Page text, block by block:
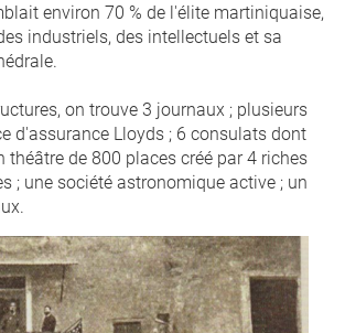
environ 70 % de l'élite martiniquaise,
industriels, des intellectuels et sa
on trouve 3 journaux ; plusieurs
d'assurance Lloyds ; 6 consulats dont
théâtre de 800 places créé par 4 riches
; une société astronomique active ; un